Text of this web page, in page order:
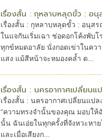
เรื่องสั้น : กุหลาบหลุดขั้ว : อ
เรื่องสั้น : กุหลาบหลุดขั้ว : อนุส
ในแจกันเริ่มเฉา ช่อดอกโค้งพับ
ทุกข์หมดอาลัย นั่งกอดเข่าในคว
แสง แม้สีหน้าจะหมองคล้ำ ด...
เรื่องสั้น : นครอากาศเปลี่ยน
เรื่องสั้น : นครอากาศเปลี่ยนแป
“ความทรงจำนั้นของคุณ มอบให้
นั้น ฉันเอ่ยในทุกครั้งที่จังหวะหา
และเมื่อเสียงก...